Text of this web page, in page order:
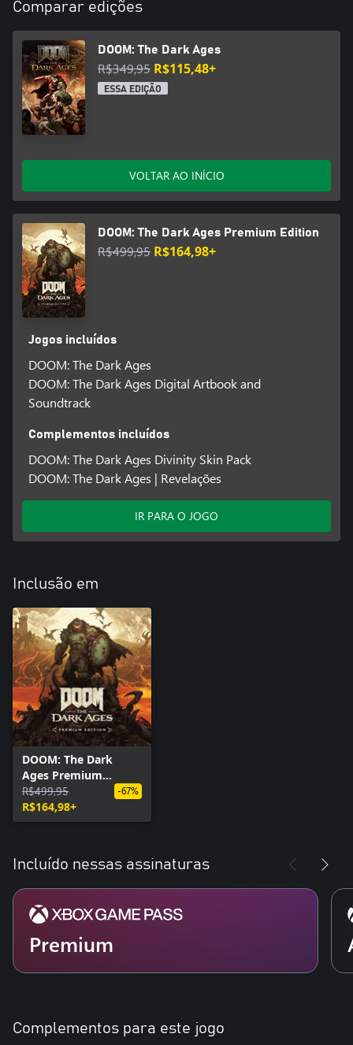
Comparar edições
DOOM: The Dark Ages
R$349,95 R$115,48+
ESSA EDIÇÃO
VOLTAR AO INÍCIO
DOOM: The Dark Ages Premium Edition
R$499,95 R$164,98+
Jogos incluídos
DOOM: The Dark Ages
DOOM: The Dark Ages Digital Artbook and
Soundtrack
Complementos incluídos
DOOM: The Dark Ages Divinity Skin Pack
DOOM: The Dark Ages | Revelações
IR PARA O JOGO
Inclusão em
DOOM: The Dark
Ages Premium
Edition
R$499,95
R$164,98+
-67%
Incluído nessas assinaturas
Premium
Complementos para este jogo